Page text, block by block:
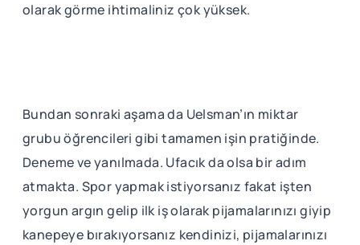
olarak görme ihtimaliniz çok yüksek.
Bundan sonraki aşama da Uelsman’ın miktar
grubu öğrencileri gibi tamamen işin pratiğinde.
Deneme ve yanılmada. Ufacık da olsa bir adım
atmakta. Spor yapmak istiyorsanız fakat işten
yorgun argın gelip ilk iş olarak pijamalarınızı giyip
kanepeye bırakıyorsanız kendinizi, pijamalarınızı